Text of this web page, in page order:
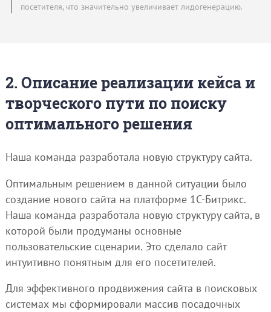
посетителя, что значительно увеличивает лидогенерацию.
2. Описание реализации кейса и
творческого пути по поиску
оптимального решения
Наша команда разработала новую структуру сайта.
Оптимальным решением в данной ситуации было
создание нового сайта на платформе 1С-Битрикс.
Наша команда разработала новую структуру сайта, в
которой были продуманы основные
пользовательские сценарии. Это сделало сайт
интуитивно понятным для его посетителей.
Для эффективного продвижения сайта в поисковых
системах мы сформировали массив посадочных